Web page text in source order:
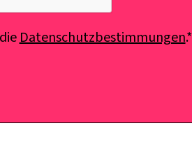
Datenschutzbestimmungen.*